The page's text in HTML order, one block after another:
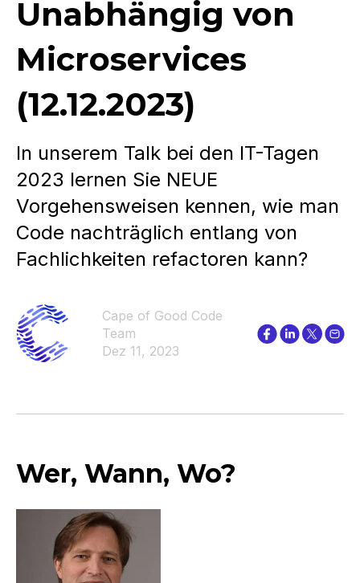
Unabhängig von
Microservices
(12.12.2023)
In unserem Talk bei den IT-Tagen
2023 lernen Sie NEUE
Vorgehensweisen kennen, wie man
Code nachträglich entlang von
Fachlichkeiten refactoren kann?
Cape of Good Code
Team
Dez 11, 2023
Wer, Wann, Wo?